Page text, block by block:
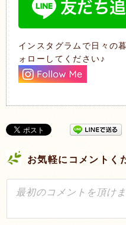
インスタグラムで日々の
ォローしてください♪
お気軽にコメントく